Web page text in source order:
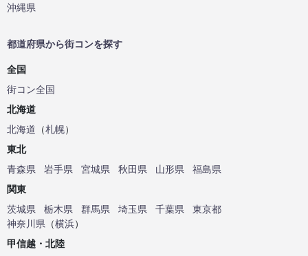
沖縄県
都道府県から街コンを探す
全国
街コン全国
北海道
北海道 （札幌）
東北
青森県
岩手県 宮城県 秋田県 山形県
福島県
関東
茨城県
栃木県 群馬県 埼玉県 千葉県
東京都
神奈川県 （横浜）
甲信越・北陸